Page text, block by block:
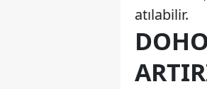
atılabilir.